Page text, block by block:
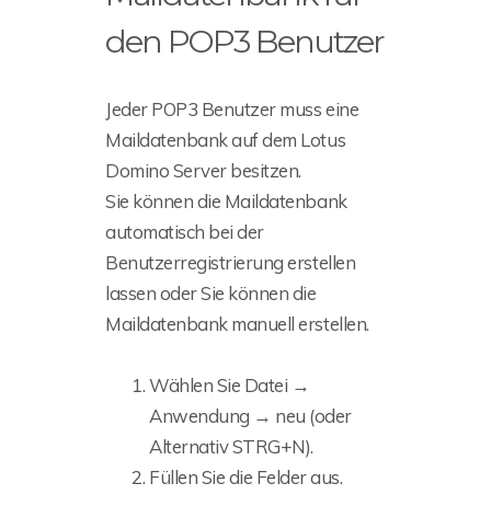
den POP3 Benutzer
Jeder POP3 Benutzer muss eine
Maildatenbank auf dem Lotus
Domino Server besitzen.
Sie können die Maildatenbank
automatisch bei der
Benutzerregistrierung erstellen
lassen oder Sie können die
Maildatenbank manuell erstellen.
Wählen Sie Datei →
Anwendung → neu (oder
Alternativ STRG+N).
Füllen Sie die Felder aus.